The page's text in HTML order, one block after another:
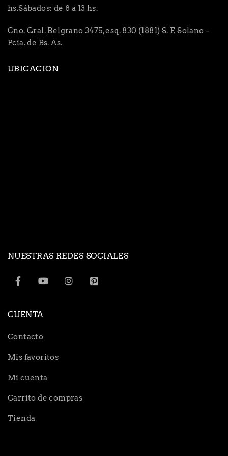
hs.Sábados: de 8 a 13 hs.
Cno. Gral. Belgrano 3475, esq. 830 (1881) S. F. Solano –
Pcia. de Bs. As.
UBICACION
NUESTRAS REDES SOCIALES
CUENTA
Contacto
Mis favoritos
Mi cuenta
Carrito de compras
Tienda